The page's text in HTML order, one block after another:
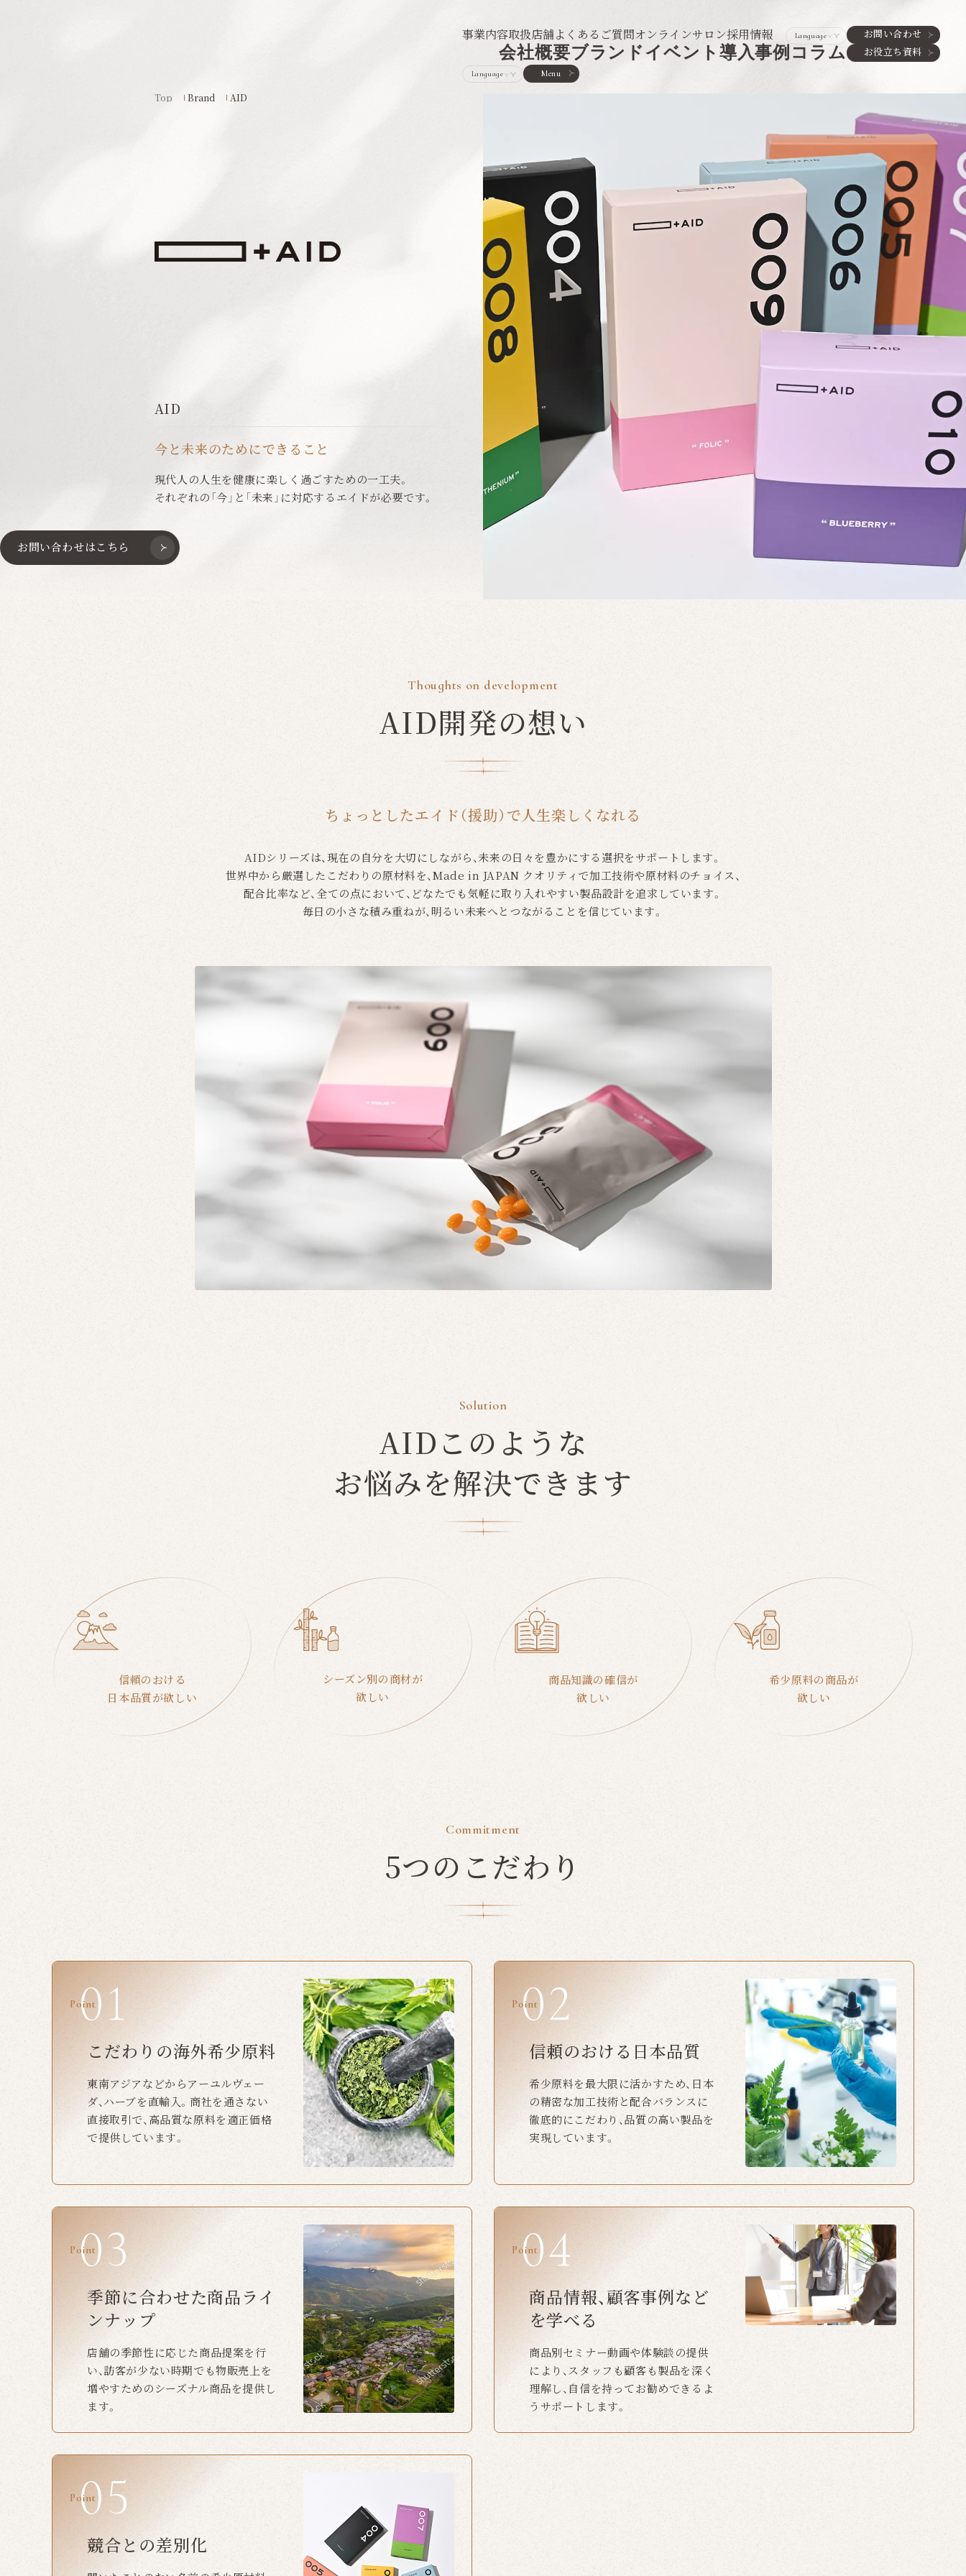
事業内容取扱店舗よくあるご質問オンラインサロン採用情報
会社概要ブランドイベント 導入事例 コラム
お問い合わせ
お役立ち資料
Menu
Top Brand AID
AID
今と未来のためにできること
現代人の人生を健康に楽しく過ごすための一工夫。
それぞれの「今」と「未来」に対応するエイドが必要です。
お問い合わせはこちら
Thoughts on development
AID開発の想い
ちょっとしたエイド（援助）で人生楽しくなれる
AIDシリーズは、現在の自分を大切にしながら、未来の日々を豊かにする選択をサポートします。
世界中から厳選したこだわりの原材料を、Made in JAPAN クオリティで加工技術や原材料のチョイス、
配合比率など、全ての点において、どなたでも気軽に取り入れやすい製品設計を追求しています。
毎日の小さな積み重ねが、明るい未来へとつながることを信じています。
Solution
AIDこのような
お悩みを解決できます
信頼のおける
日本品質が欲しい
シーズン別の商材が
欲しい
商品知識の確信が
欲しい
希少原料の商品が
欲しい
Commitment
5つのこだわり
Point
こだわりの海外希少原料
東南アジアなどからアーユルヴェー
ダ、ハーブを直輸入。商社を通さない
直接取引で、高品質な原料を適正価格
で提供しています。
Point
信頼のおける日本品質
希少原料を最大限に活かすため、日本
の精密な加工技術と配合バランスに
徹底的にこだわり、品質の高い製品を
実現しています。
Point
季節に合わせた商品ライ
ンナップ
店舗の季節性に応じた商品提案を行
い、訪客が少ない時期でも物販売上を
増やすためのシーズナル商品を提供し
ます。
Point
商品情報、顧客事例など
を学べる
商品別セミナー動画や体験談の提供
により、スタッフも顧客も製品を深く
理解し、自信を持ってお勧めできるよ
うサポートします。
Point
競合との差別化